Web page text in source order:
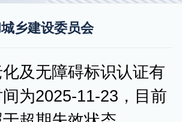
乡建设委员会
及无障碍标识认证有
为2025-11-23，目前